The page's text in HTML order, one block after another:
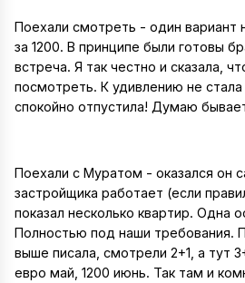
Поехали смотреть - один вариант
за 1200. В принципе были готовы
встреча. Я так честно и сказала,
посмотреть. К удивлению не
спокойно отпустила! Думаю
Поехали с Муратом - оказался он
застройщика работает (если
показал несколько квартир. Одна
Полностью под наши требования.
выше писала, смотрели 2+1, а тут
евро май, 1200 июнь. Так там и